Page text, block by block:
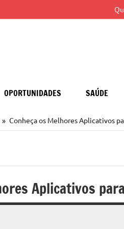
OPORTUNIDADES SAÚDE
Conheça os Melhores Aplicativos
Aplicativos